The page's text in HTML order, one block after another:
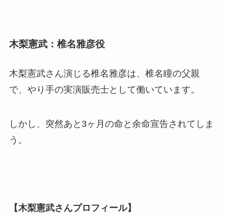
木梨憲武：椎名雅彦役
木梨憲武さん演じる椎名雅彦は、椎名瞳の父親
で、やり手の実演販売士として働いています。
しかし、突然あと3ヶ月の命と余命宣告されてしま
う。
【木梨憲武さんプロフィール】